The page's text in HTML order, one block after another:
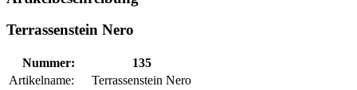
Terrassenstein Nero
Nummer:
135
Artikelname:
Terrassenstein Nero